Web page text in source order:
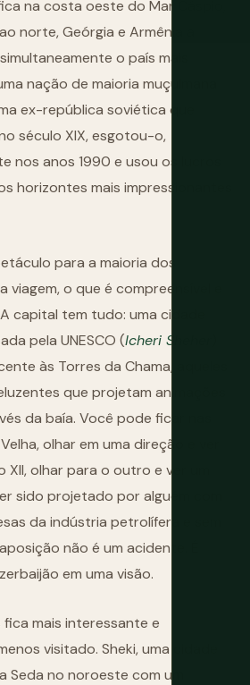
na costa oeste do Mar Cáspio,
norte, Geórgia e Armênia a
o país mais
nação de maioria muçulmana
ex-república soviética que
século XIX, esgotou-o,
nos anos 1990 e usou os lucros
horizontes mais impressionantes
para a maioria dos
o que é compreensível e
capital tem tudo: uma cidade
pela UNESCO (Icheri Sheher
às Torres da Chama, aqueles
que projetam animações
da baía. Você pode ficar nas
olhar em uma direção e ver
olhar para o outro e ver um
sido projetado por alguém com
da indústria petrolífera e sem
não é um acidente. É
em uma visão.
fica mais interessante e
visitado. Sheki, uma cidade
Seda no noroeste com um